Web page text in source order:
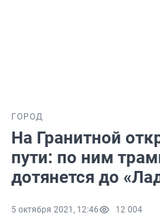
ГОРОД
На Гранитной
пути: по ним
дотянется до
5 октября 2021, 12:46 12 004